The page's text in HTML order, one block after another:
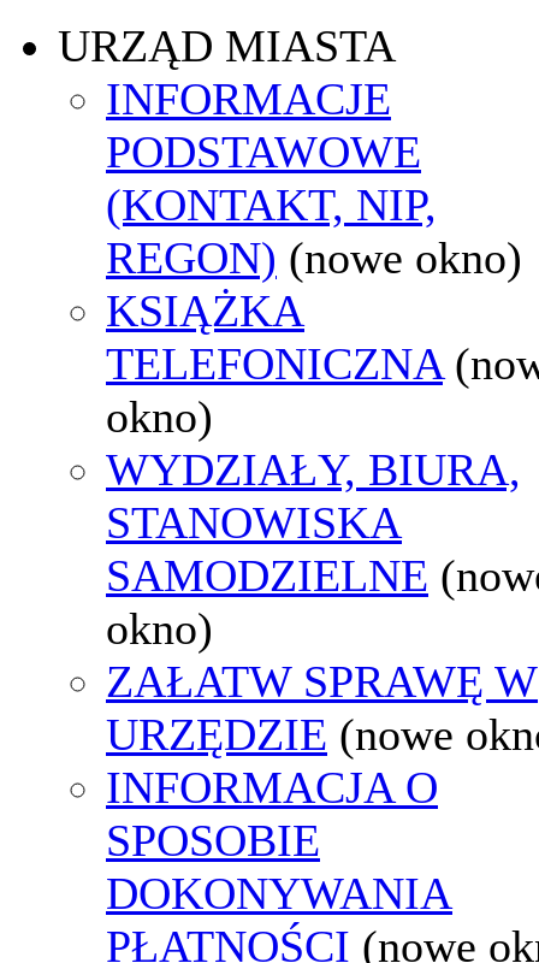
URZĄD MIASTA
INFORMACJE
PODSTAWOWE
(KONTAKT, NIP,
REGON) (nowe okno)
KSIĄŻKA
TELEFONICZNA
okno)
WYDZIAŁY, BIURA,
STANOWISKA
SAMODZIELNE
okno)
ZAŁATW SPRAWĘ W
URZĘDZIE (nowe
INFORMACJA O
SPOSOBIE
DOKONYWANIA
PŁATNOŚCI (nowe